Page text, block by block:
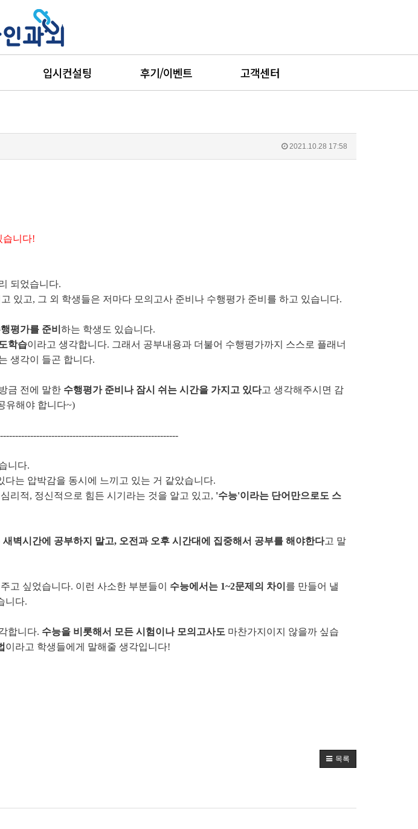
입시컨설팅 후기/이벤트 고객센터
2021.10.28 17:58
습니다!
되었습니다.
있고, 그 외 학생들은 저마다 모의고사 준비나 수행평가 준비를 하고 있습니다.
평가를 준비 하는 학생도 있습니다.
학습이라고 생각합니다. 그래서 공부내용과 더불어 수행평가까지 스스로 플래너
생각이 들곤 합니다.
금 전에 말한 수행평가 준비나 잠시 쉬는 시간을 가지고 있다고 생각해주시면 감
유해야 합니다~)
니다.
는 압박감을 동시에 느끼고 있는 거 같았습니다.
리적, 정신적으로 힘든 시기라는 것을 알고 있고, '수능'이라는 단어만으로도 스
새벽시간에 공부하지 말고, 오전과 오후 시간대에 집중해서 공부를 해야한다고 말
고 싶었습니다. 이런 사소한 부분들이 수능에서는 1~2문제의 차이 를 만들어 낼
니다.
합니다. 수능을 비롯해서 모든 시험이나 모의고사도 마찬가지이지 않을까 싶습
이라고 학생들에게 말해줄 생각입니다!
목록